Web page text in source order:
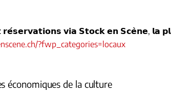
𝗿𝗲́𝘀𝗲𝗿𝘃𝗮𝘁𝗶𝗼𝗻𝘀 𝘃𝗶𝗮 𝗦𝘁𝗼𝗰𝗸 𝗲𝗻 𝗦𝗰𝗲̀𝗻𝗲, 𝗹𝗮
?fwp_categories=locaux
économiques de la culture